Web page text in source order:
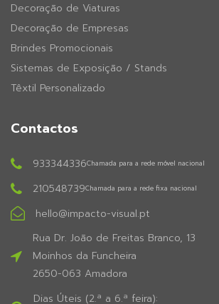
Decoração de Viaturas
Decoração de Empresas
Brindes Promocionais
Sistemas de Exposição / Stands
Têxtil Personalizado
Contactos
933344336Chamada para a rede móvel nacional
210548739Chamada para a rede fixa nacional
hello@impacto-visual.pt
Rua Dr. João de Freitas Branco, 13
Moinhos da Funcheira
2650-063 Amadora
Dias Úteis (2.ª a 6.ª feira):